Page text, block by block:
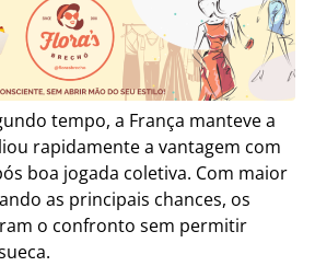
tempo, a França manteve a
rapidamente a vantagem com
boa jogada coletiva. Com maior
as principais chances, os
o confronto sem permitir